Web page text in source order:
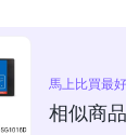
馬上比買最好
相似商